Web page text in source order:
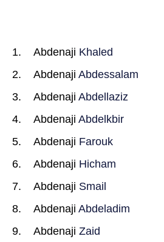
Abdenaji Khaled
Abdenaji Abdessalam
Abdenaji Abdellaziz
Abdenaji Abdelkbir
Abdenaji Farouk
Abdenaji Hicham
Abdenaji Smail
Abdenaji Abdeladim
Abdenaji Zaid